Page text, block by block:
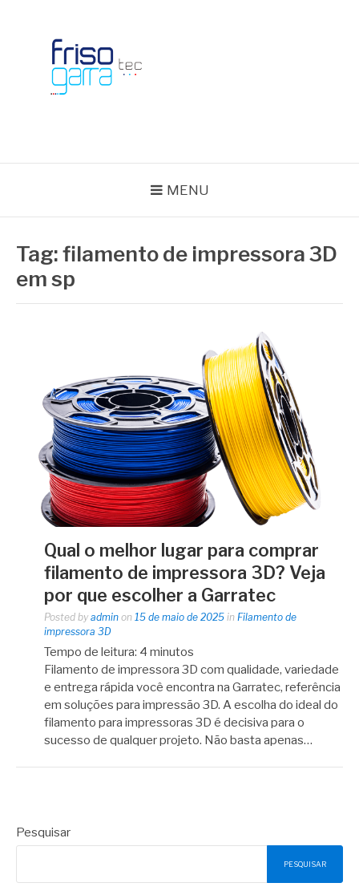
MENU
Tag:filamento de impressora 3D
em sp
Qual o melhor lugar para comprar
filamento de impressora 3D? Veja
por que escolher a Garratec
Posted by admin on 15 de maio de 2025 in Filamento de
impressora 3D
Tempo de leitura: 4 minutos
Filamento de impressora 3D com qualidade, variedade
e entrega rápida você encontra na Garratec, referência
em soluções para impressão 3D. A escolha do ideal do
filamento para impressoras 3D é decisiva para o
sucesso de qualquer projeto. Não basta apenas…
Pesquisar
PESQUISAR